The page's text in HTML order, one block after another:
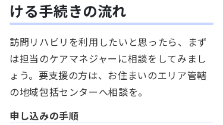
ける手続きの流れ
訪問リハビリを利用したいと思ったら、まず
は担当のケアマネジャーに相談をしてみまし
ょう。要支援の方は、お住まいのエリア管轄
の地域包括センターへ相談を。
申し込みの手順